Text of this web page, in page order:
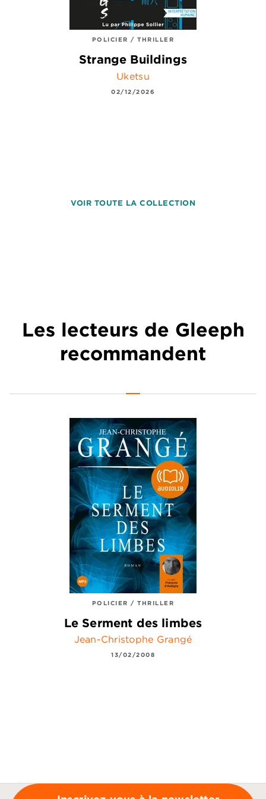
POLICIER / THRILLER
Strange Buildings
Uketsu
02/12/2026
VOIR TOUTE LA COLLECTION
Les lecteurs de Gleeph
recommandent
POLICIER / THRILLER
Le Serment des limbes
Jean-Christophe Grangé
13/02/2008